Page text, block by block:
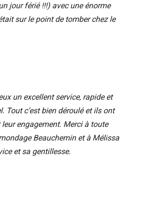
jour férié !!!) avec une énorme
sur le point de tomber chez le
un excellent service, rapide et
Tout c’est bien déroulé et ils ont
engagement. Merci à toute
Beauchemin et à Mélissa
et sa gentillesse.